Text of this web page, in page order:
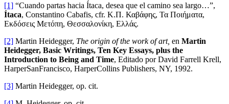
[1] “Cuando partas hacia Ítaca, desea que el camino sea largo…”,
Ítaca, Constantino Cabafis, cfr. Κ.Π. Καβάφης, Τα Ποιήματα,
Εκδόσεις Μετόπη, Θεσσαλονίκη, Ελλάς.
[2] Martin Heidegger, The origin of the work of art, en Martin
Heidegger, Basic Writings, Ten Key Essays, plus the
Introduction to Being and Time, Editado por David Farrell Krell,
HarperSanFrancisco, HarperCollins Publishers, NY, 1992.
[3] Martin Heidegger, op. cit.